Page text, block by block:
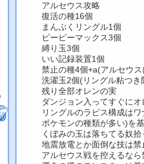
アルセウス攻略
復活の種16個
まんぷくリングル1個
ピーピーマックス3個
縛り玉3個
いい記録装置1個
禁止の種4個+a(アルセウ
洗濯玉2個(リングル粘つき
残り全部オレンの実
ダンジョン入ってすぐに
リングルのラピス構成は
ポケモンの種類が多い)を
くぼみの玉は落ちてる奴
地震放電とか面倒な技は
アルセウス戦を控えるな